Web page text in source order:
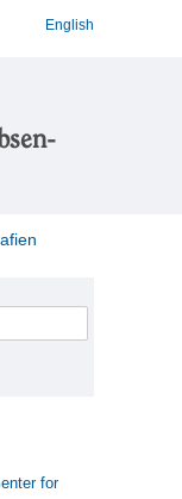
English
for